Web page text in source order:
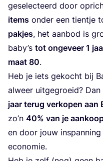
gese­lec­teerd door
items onder een tien­tje
pak­jes, het aan­bod is
baby’s tot onge­veer 1
maat 80.
Heb je iets gekocht bij
alweer uit­ge­groeid? Dan
jaar terug ver­ko­pen aan
zo’n 40% van je
en door jouw
economie.